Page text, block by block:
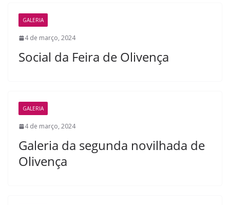
GALERIA
4 de março, 2024
Social da Feira de Olivença
GALERIA
4 de março, 2024
Galeria da segunda novilhada de
Olivença